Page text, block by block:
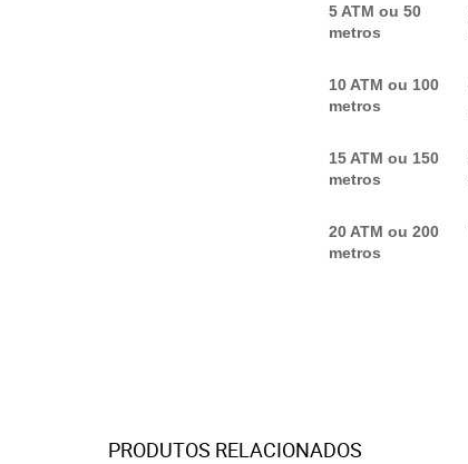
5 ATM ou 50
metros
10 ATM ou 100
metros
15 ATM ou 150
metros
20 ATM ou 200
metros
PRODUTOS RELACIONADOS